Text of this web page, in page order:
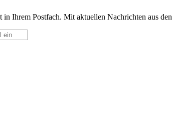
Ihrem Postfach. Mit aktuellen Nachrichten aus